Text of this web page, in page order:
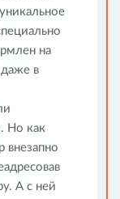
на
в
Но как
внезапно
А с ней